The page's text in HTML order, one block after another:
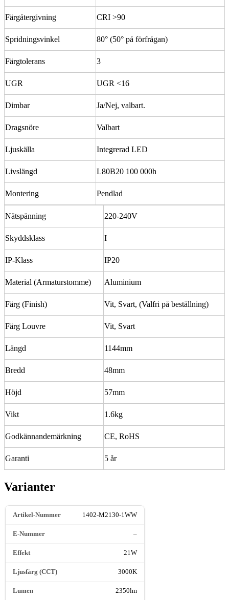
Färgåtergivning CRI >90
Spridningsvinkel 80° (50° på förfrågan)
Färgtolerans 3
UGR UGR <16
Dimbar Ja/Nej, valbart.
Dragsnöre Valbart
Ljuskälla Integrerad LED
Livslängd L80B20 100 000h
Montering Pendlad
Nätspänning 220-240V
Skyddsklass I
IP-Klass IP20
Material (Armaturstomme) Aluminium
Färg (Finish) Vit, Svart, (Valfri på beställning)
Färg Louvre Vit, Svart
Längd 1144mm
Bredd 48mm
Höjd 57mm
Vikt 1.6kg
Godkännandemärkning CE, RoHS
Garanti 5 år
Varianter
1402-M2130-1WW
–
21W
3000K
2350lm